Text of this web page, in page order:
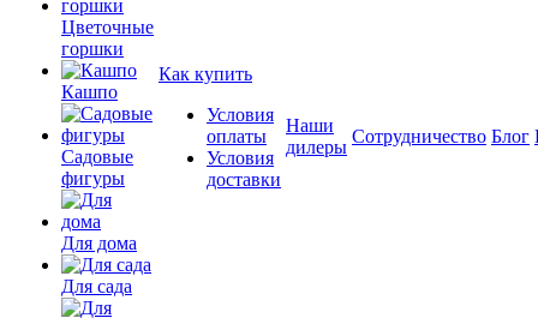
Цветочные
горшки
Кашпо
Садовые
фигуры
Для дома
Для сада
Как купить
Условия
оплаты
Условия
доставки
Наши
дилеры
Сотрудничество Блог